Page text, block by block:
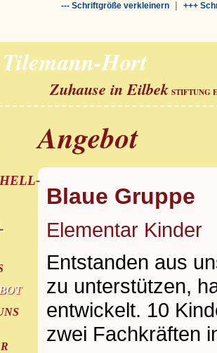
--- Schriftgröße verkleinern| +++
Tilemann-Hort
Zuhause in Eilbek STIFTUNG
Angebot
Blaue Gruppe
Elementar Kinder
Entstanden aus
zu unterstützen,
entwickelt. 10
zwei Fachkräften